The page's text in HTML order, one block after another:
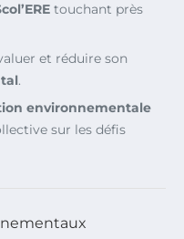
touchant près
et réduire son
.
environnementale
sur les défis